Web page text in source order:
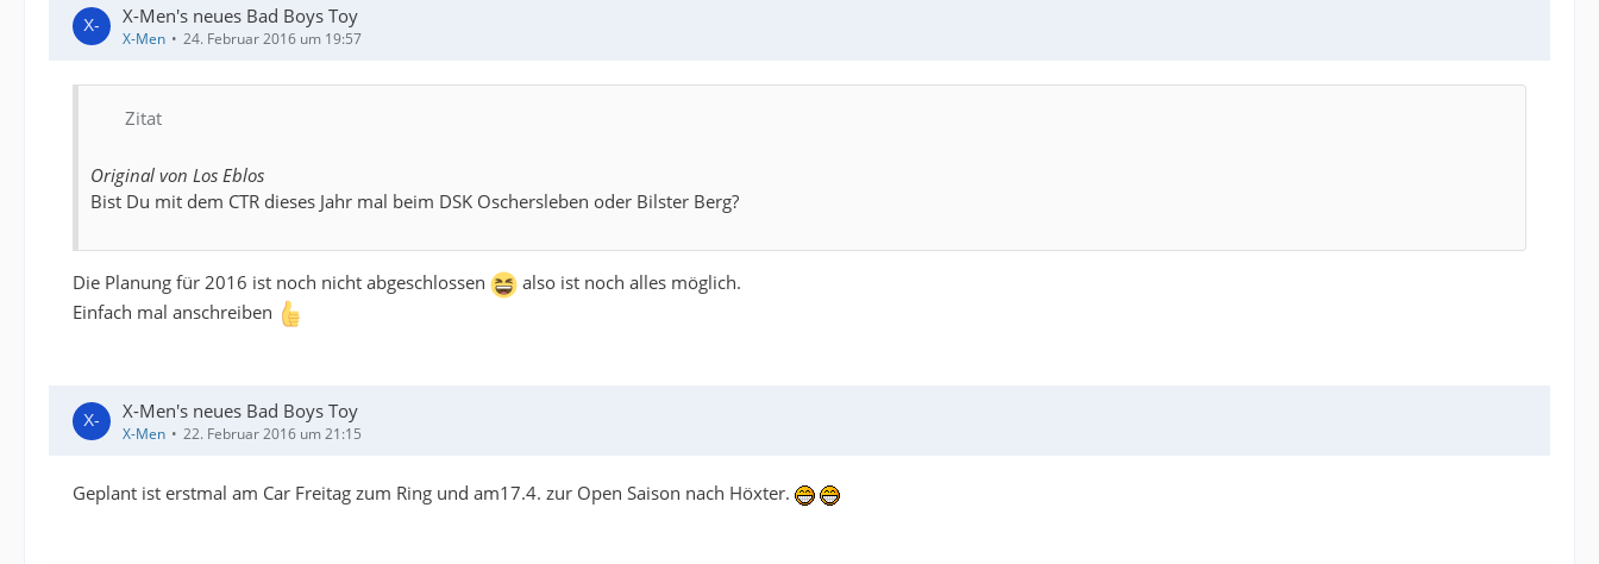
X-Men's neues Bad Boys Toy
X-Men 24. Februar 2016 um 19:57
Zitat
Original von Los Eblos
Bist Du mit dem CTR dieses Jahr mal beim DSK Oschersleben oder Bilster Berg?
Die Planung für 2016 ist noch nicht abgeschlossen
also ist noch alles möglich.
Einfach mal anschreiben
X-Men's neues Bad Boys Toy
X-Men 22. Februar 2016 um 21:15
Geplant ist erstmal am Car Freitag zum Ring und am17.4. zur Open Saison nach Höxter.